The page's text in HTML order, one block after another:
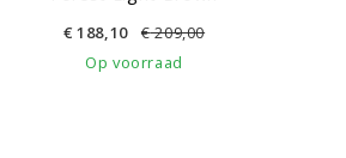
€ 188,10 €209,00
Op voorraad